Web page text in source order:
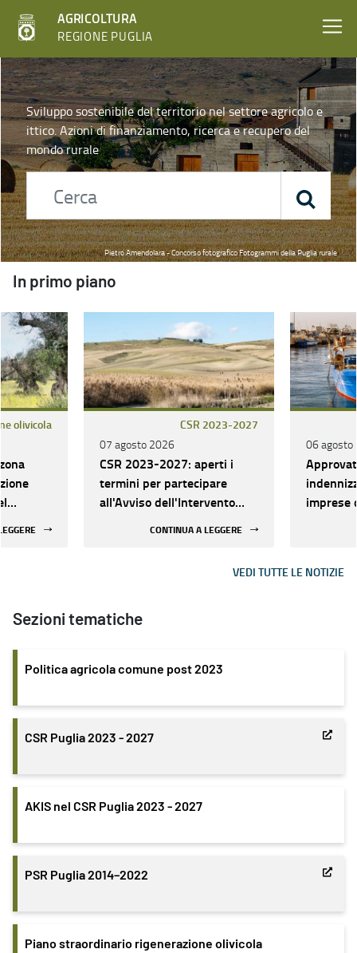
AGRICOLTURA
REGIONE PUGLIA
Home - Agricoltura
Sviluppo sostenibile del territorio nel settore agricolo e
ittico. Azioni di finanziamento, ricerca e recupero del
mondo rurale
Pietro Amendolara - Concorso fotografico Fotogrammi della Puglia rurale
In primo piano
olivicola
CSR 2023-2027
07 agosto 2026
CSR 2023-2027: aperti i
termini per partecipare
all'Avviso dell'Intervento
CONTINUA A LEGGERE
06 agosto
imprese
Oriente
VEDI TUTTE LE NOTIZIE
Sezioni tematiche
Politica agricola comune post 2023
CSR Puglia 2023 - 2027
AKIS nel CSR Puglia 2023 - 2027
PSR Puglia 2014–2022
Piano straordinario rigenerazione olivicola